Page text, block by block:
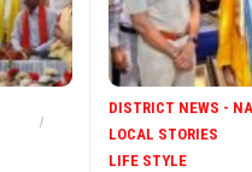
DISTRICT NEWS -
LOCAL STORIES
LIFE STYLE